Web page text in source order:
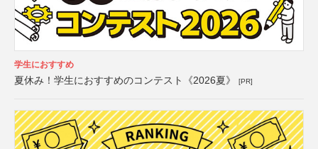
学生におすすめ
夏休み！学生におすすめのコンテスト《2026夏》 [PR]